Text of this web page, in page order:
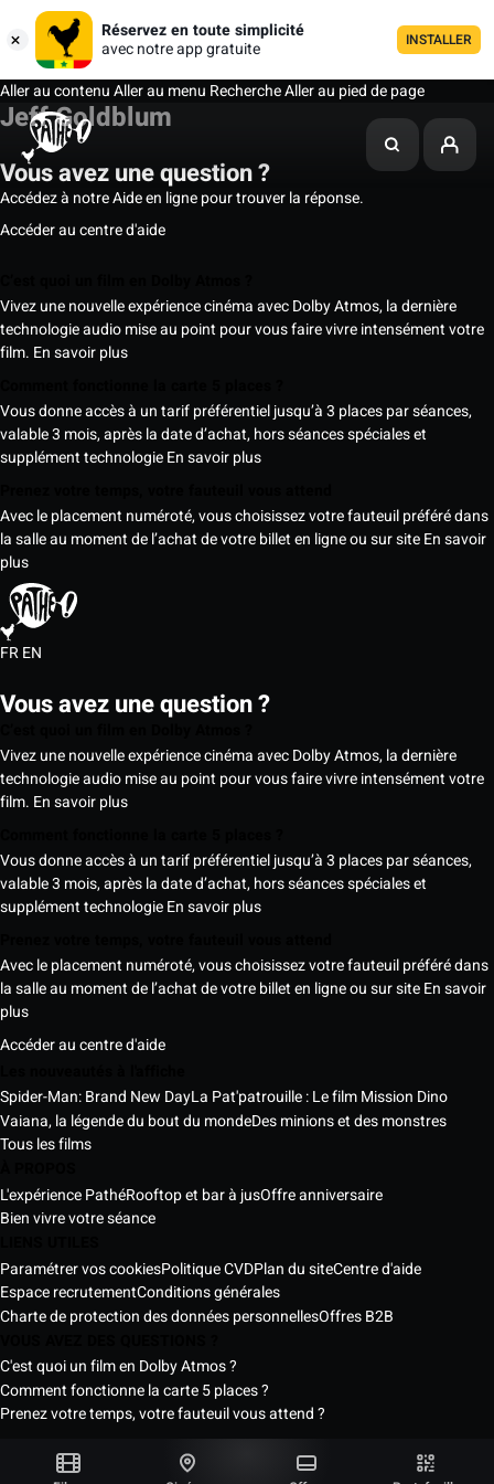
Réservez en toute simplicité
avec notre app gratuite
INSTALLER
Aller au contenuAller au menu RechercheAller au pied de page
Jeff Goldblum
Vous avez une question ?
Accédez à notre Aide en ligne pour trouver la réponse.
Accéder au centre d'aide
Vivez une nouvelle expérience cinéma avec Dolby Atmos, la dernière
technologie audio mise au point pour vous faire vivre intensément votre
film. En savoir plus
Vous donne accès à un tarif préférentiel jusqu’à 3 places par séances,
valable 3 mois, après la date d’achat, hors séances spéciales et
supplément technologieEn savoir plus
Avec le placement numéroté, vous choisissez votre fauteuil préféré dans
la salle au moment de l’achat de votre billet en ligne ou sur siteEn savoir
plus
FREN
Vous avez une question ?
Vivez une nouvelle expérience cinéma avec Dolby Atmos, la dernière
technologie audio mise au point pour vous faire vivre intensément votre
film. En savoir plus
Vous donne accès à un tarif préférentiel jusqu’à 3 places par séances,
valable 3 mois, après la date d’achat, hors séances spéciales et
supplément technologieEn savoir plus
Avec le placement numéroté, vous choisissez votre fauteuil préféré dans
la salle au moment de l’achat de votre billet en ligne ou sur siteEn savoir
plus
Accéder au centre d'aide
Spider-Man: Brand New DayLa Pat'patrouille : Le film Mission Dino
Vaiana, la légende du bout du mondeDes minions et des monstres
Tous les films
L'expérience PathéRooftop et bar à jusOffre anniversaire
Bien vivre votre séance
Paramétrer vos cookiesPolitique CVDPlan du siteCentre d'aide
Espace recrutementConditions générales
Charte de protection des données personnellesOffres B2B
C'est quoi un film en Dolby Atmos ?
Comment fonctionne la carte 5 places ?
Prenez votre temps, votre fauteuil vous attend ?
Les Cinémas Pathé Sénégal © 2026